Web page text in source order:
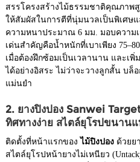
สรรโครงสร้างไม้ธรรมชาติคุณภาพสู
ให้สัมผัสในการตีที่นุ่มนวลเป็นพิเศษ
ความหนาประมาณ 6 มม. มอบความ
เด่นสำคัญคือน้ำหนักที่เบาเพียง
เมื่อต้องฝึกซ้อมเป็นเวลานาน และเ
ได้อย่างอิสระ ไม่ว่าจะวางลูกสั้น บล็
แม่นยำ
2. ยางปิงปอง Sanwei
ทิศทางง่าย สไตล์ยุโรปขนาน
ติดตั้งที่หน้าแรกของ ไม้ปิงปอง ด้วยย
สไตล์ยุโรปหน้ายางไม่เหนียว